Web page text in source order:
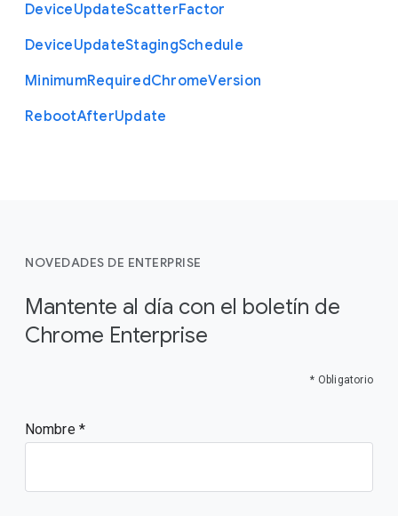
DeviceUpdateScatterFactor
DeviceUpdateStagingSchedule
MinimumRequiredChromeVersion
RebootAfterUpdate
NOVEDADES DE ENTERPRISE
Mantente al día con el boletín de
Chrome Enterprise
* Obligatorio
Nombre